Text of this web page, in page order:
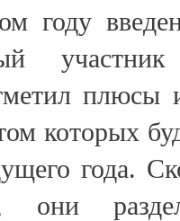
году
плюсы
которых
года.
они